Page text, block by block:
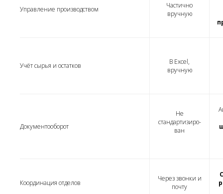
Управление производством
Частично
вручную
Учёт сырья и остатков
В Excel,
вручную
Документооборот
Не
стандартизиро-
ван
Координация отделов
Через звонки и
почту